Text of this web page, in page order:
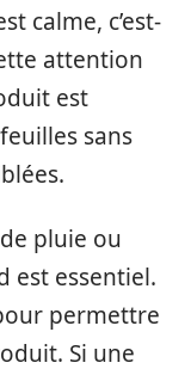
calme, c’est-
attention
est
sans
pluie ou
est essentiel.
permettre
Si une